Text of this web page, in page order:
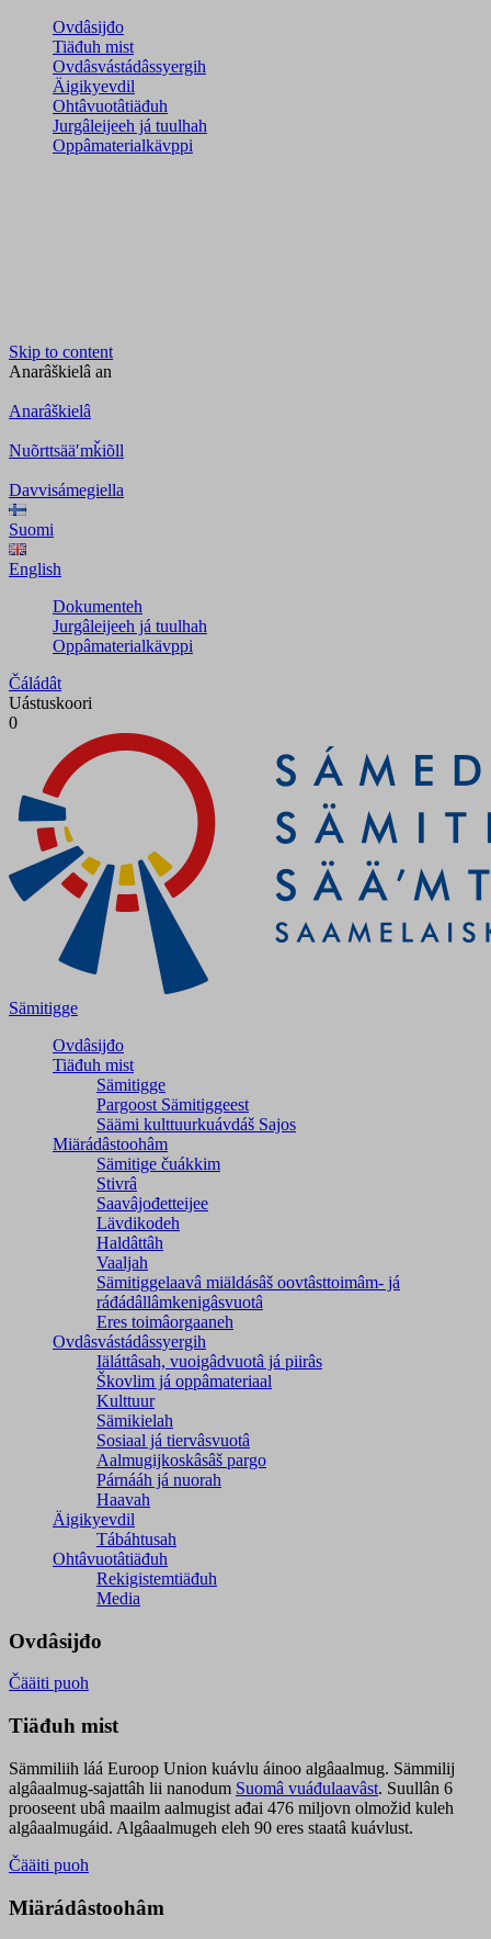
Ovdâsijđo
Tiäđuh mist
Ovdâsvástádâssyergih
Äigikyevdil
Ohtâvuotâtiäđuh
Jurgâleijeeh já tuulhah
Oppâmaterialkävppi
Skip to content
Anarâškielâ an
Anarâškielâ
Nuõrttsääʹmǩiõll
Davvisámegiella
Suomi
English
Dokumenteh
Jurgâleijeeh já tuulhah
Oppâmaterialkävppi
Čáládât
Uástuskoori
0
Sämitigge
Ovdâsijđo
Tiäđuh mist
Sämitigge
Pargoost Sämitiggeest
Säämi kulttuurkuávdáš Sajos
Miärádâstoohâm
Sämitige čuákkim
Stivrâ
Saavâjođetteijee
Lävdikodeh
Haldâttâh
Vaaljah
Sämitiggelaavâ miäldásâš oovtâsttoimâm- já
ráđádâllâmkenigâsvuotâ
Eres toimâorgaaneh
Ovdâsvástádâssyergih
Iäláttâsah, vuoigâdvuotâ já piirâs
Škovlim já oppâmateriaal
Kulttuur
Sämikielah
Sosiaal já tiervâsvuotâ
Aalmugijkoskâsâš pargo
Párnááh já nuorah
Haavah
Äigikyevdil
Tábáhtusah
Ohtâvuotâtiäđuh
Rekigistemtiäđuh
Media
Ovdâsijđo
Čääiti puoh
Tiäđuh mist
Sämmiliih láá Euroop Union kuávlu áinoo algâaalmug. Sämmilij
algâaalmug-sajattâh lii nanodum Suomâ vuáđulaavâst. Suullân 6
prooseent ubâ maailm aalmugist ađai 476 miljovn olmožid kuleh
algâaalmugáid. Algâaalmugeh eleh 90 eres staatâ kuávlust.
Čääiti puoh
Miärádâstoohâm